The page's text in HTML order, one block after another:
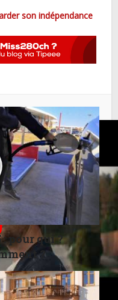
son indépendance
pour qui ?
?